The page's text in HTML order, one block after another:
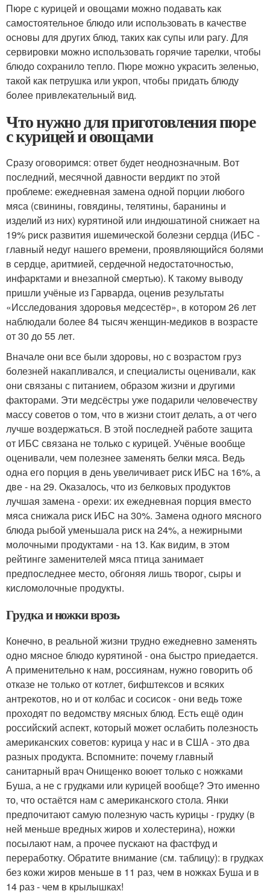
Пюре с курицей и овощами можно подавать как
самостоятельное блюдо или использовать в качестве
основы для других блюд, таких как супы или рагу. Для
сервировки можно использовать горячие тарелки, чтобы
блюдо сохранило тепло. Пюре можно украсить зеленью,
такой как петрушка или укроп, чтобы придать блюду
более привлекательный вид.
Что нужно для приготовления пюре
с курицей и овощами
Сразу оговоримся: ответ будет неоднозначным. Вот
последний, месячной давности вердикт по этой
проблеме: ежедневная замена одной порции любого
мяса (свинины, говядины, телятины, баранины и
изделий из них) курятиной или индюшатиной снижает на
19% риск развития ишемической болезни сердца (ИБС -
главный недуг нашего времени, проявляющийся болями
в сердце, аритмией, сердечной недостаточностью,
инфарктами и внезапной смертью). К такому выводу
пришли учёные из Гарварда, оценив результаты
«Исследования здоровья медсестёр», в котором 26 лет
наблюдали более 84 тысяч женщин-медиков в возрасте
от 30 до 55 лет.
Вначале они все были здоровы, но с возрастом груз
болезней накапливался, и специалисты оценивали, как
они связаны с питанием, образом жизни и другими
факторами. Эти медсёстры уже подарили человечеству
массу советов о том, что в жизни стоит делать, а от чего
лучше воздержаться. В этой последней работе защита
от ИБС связана не только с курицей. Учёные вообще
оценивали, чем полезнее заменять белки мяса. Ведь
одна его порция в день увеличивает риск ИБС на 16%, а
две - на 29. Оказалось, что из белковых продуктов
лучшая замена - орехи: их ежедневная порция вместо
мяса снижала риск ИБС на 30%. Замена одного мясного
блюда рыбой уменьшала риск на 24%, а нежирными
молочными продуктами - на 13. Как видим, в этом
рейтинге заменителей мяса птица занимает
предпоследнее место, обгоняя лишь творог, сыры и
кисломолочные продукты.
Грудка и ножки врозь
Конечно, в реальной жизни трудно ежедневно заменять
одно мясное блюдо курятиной - она быстро приедается.
А применительно к нам, россиянам, нужно говорить об
отказе не только от котлет, бифштексов и всяких
антрекотов, но и от колбас и сосисок - они ведь тоже
проходят по ведомству мясных блюд. Есть ещё один
российский аспект, который может ослабить полезность
американских советов: курица у нас и в США - это два
разных продукта. Вспомните: почему главный
санитарный врач Онищенко воюет только с ножками
Буша, а не с грудками или курицей вообще? Это именно
то, что остаётся нам с американского стола. Янки
предпочитают самую полезную часть курицы - грудку (в
ней меньше вредных жиров и холестерина), ножки
посылают нам, а прочее пускают на фастфуд и
переработку. Обратите внимание (см. таблицу): в грудках
без кожи жиров меньше в 11 раз, чем в ножках Буша и в
14 раз - чем в крылышках!